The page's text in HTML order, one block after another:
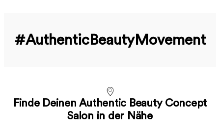
#Authentic­Beauty­Movement
Finde Deinen Authentic Beauty Concept
Salon in der Nähe